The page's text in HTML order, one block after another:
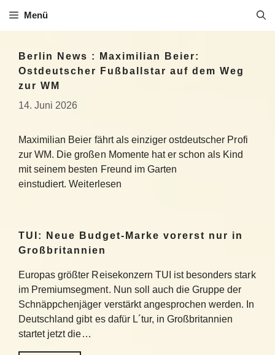
Inhalt
Menü
Berlin News : Maximilian Beier:
Ostdeutscher Fußballstar auf dem Weg
zur WM
14. Juni 2026
Maximilian Beier fährt als einziger ostdeutscher Profi
zur WM. Die großen Momente hat er schon als Kind
mit seinem besten Freund im Garten
einstudiert. Weiterlesen
TUI: Neue Budget-Marke vorerst nur in
Großbritannien
Europas größter Reisekonzern TUI ist besonders stark
im Premiumsegment. Nun soll auch die Gruppe der
Schnäppchenjäger verstärkt angesprochen werden. In
Deutschland gibt es dafür L´tur, in Großbritannien
startet jetzt die…